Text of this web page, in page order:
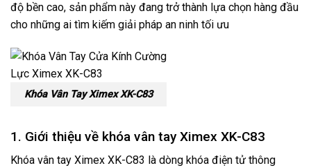
độ bền cao, sản phẩm này đang trở thành lựa chọn hàng đầu
cho những ai tìm kiếm giải pháp an ninh tối ưu
Khóa Vân Tay Ximex XK-C83
1. Giới thiệu về khóa vân tay Ximex XK-C83
Khóa vân tay Ximex XK-C83 là dòng khóa điện tử thông